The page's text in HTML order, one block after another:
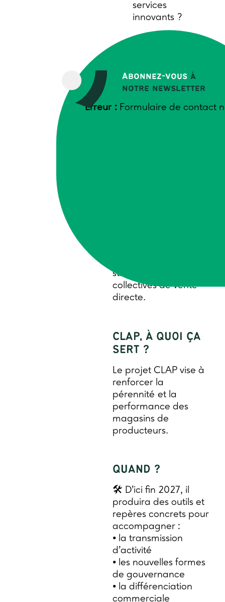
Abonnez-vous à
notre newsletter
Erreur : Formulaire de contact
services
innovants ?
qui ont été travaillées
mardi 17 février 2026,
projet CLAP (Co-
stratégiques des formes
collectives de vente
directe.
CLAP, À QUOI ÇA
SERT ?
Le projet CLAP vise à
renforcer la
pérennité et la
performance des
magasins de
producteurs.
QUAND ?
🛠️ D’ici fin 2027, il
produira des outils et
repères concrets pour
accompagner :
• la transmission
d’activité
• les nouvelles formes
de gouvernance
• la différenciation
commerciale